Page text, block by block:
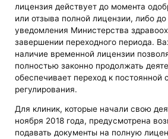
лицензия действует до момента
или отзыва полной лицензии, либо
уведомления Министерства
завершении переходного периода.
наличие временной лицензии
полностью законно продолжать
обеспечивает переход к постоянной
регулирования.
Для клиник, которые начали свою
ноября 2018 года, предусмотрена
подавать документы на полную